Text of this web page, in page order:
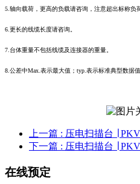
5.轴向载荷，更高的负载请咨询，注意超出标称负
6.更长的线缆长度请咨询。
7.台体重量不包括线缆及连接器的重量。
8.公差中Max.表示最大值；typ.表示标准典型数据
上一篇 : 压电扫描台 ∣
下一篇 : 压电扫描台 ∣
在线预定